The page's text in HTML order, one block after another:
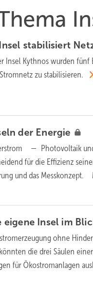
stabilisiert
Insel Kythnos wurden
zu stabilisieren.
der Energie
— Photovoltaik und
für die Effizienz
und das
eigene Insel im
ohne
die drei Säulen
für Ökostromanlagen